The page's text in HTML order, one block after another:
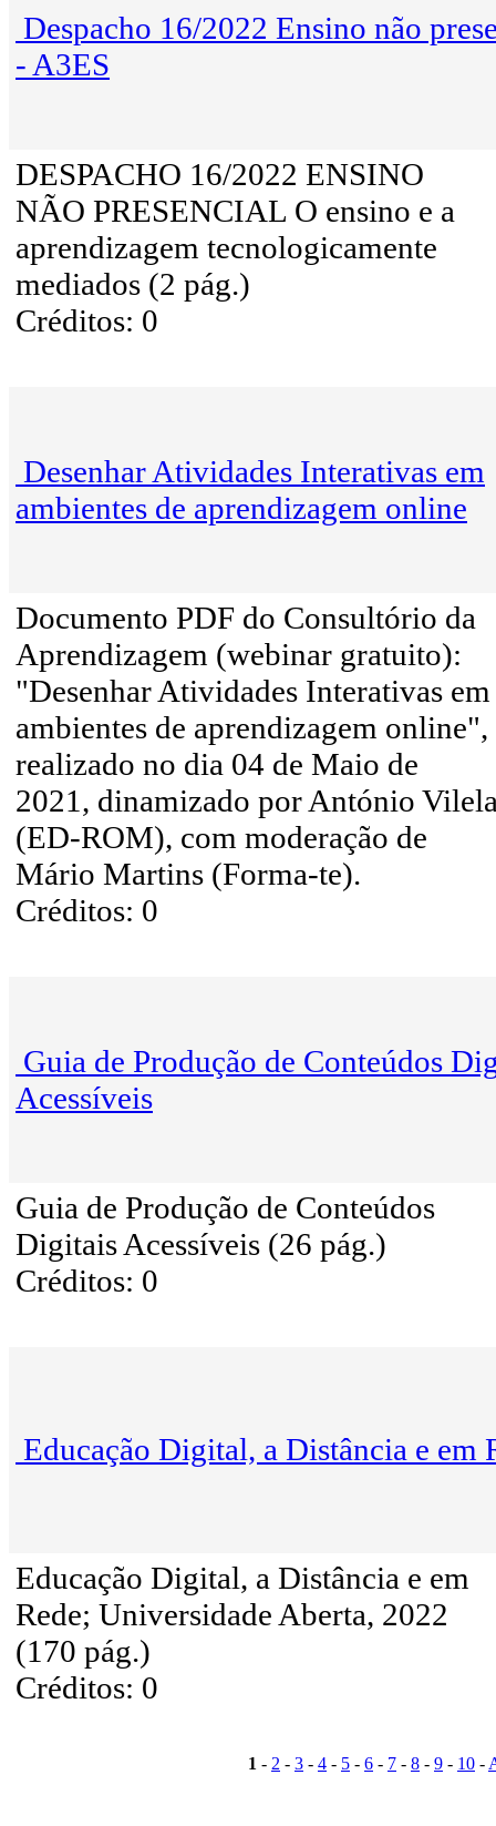
Despacho 16/2022 Ensino não
- A3ES
DESPACHO 16/2022 ENSINO
NÃO PRESENCIAL O ensino e a
aprendizagem tecnologicamente
mediados (2 pág.)
Créditos: 0
Desenhar Atividades Interativas em
ambientes de aprendizagem online
Documento PDF do Consultório da
Aprendizagem (webinar gratuito):
"Desenhar Atividades Interativas em
ambientes de aprendizagem online",
realizado no dia 04 de Maio de
2021, dinamizado por António
(ED-ROM), com moderação de
Mário Martins (Forma-te).
Créditos: 0
Guia de Produção de Conteúdos
Acessíveis
Guia de Produção de Conteúdos
Digitais Acessíveis (26 pág.)
Créditos: 0
Educação Digital, a Distância e em
Educação Digital, a Distância e em
Rede; Universidade Aberta, 2022
(170 pág.)
Créditos: 0
1 - 2 - 3 - 4 - 5 - 6 - 7 - 8 - 9 - 10 -